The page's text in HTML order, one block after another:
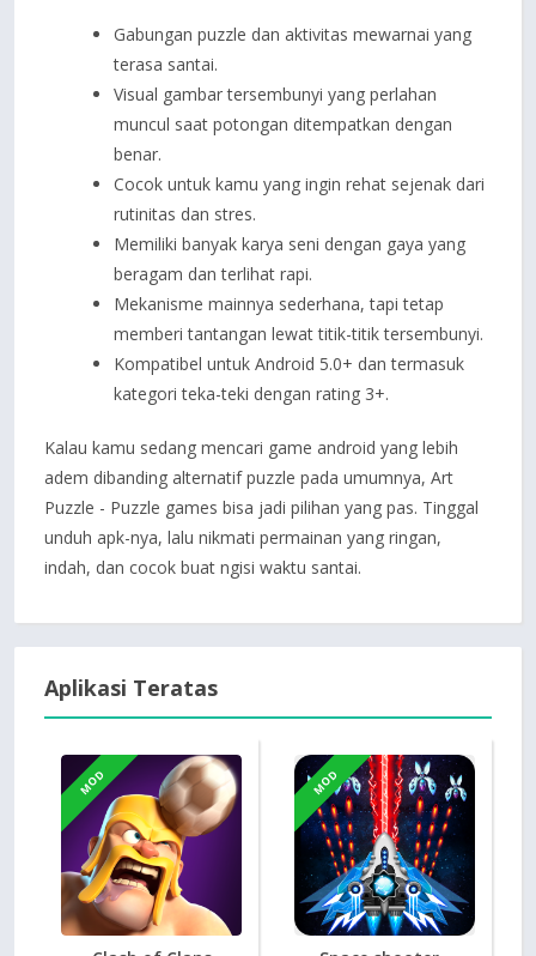
Gabungan puzzle dan aktivitas mewarnai yang
terasa santai.
Visual gambar tersembunyi yang perlahan
muncul saat potongan ditempatkan dengan
benar.
Cocok untuk kamu yang ingin rehat sejenak dari
rutinitas dan stres.
Memiliki banyak karya seni dengan gaya yang
beragam dan terlihat rapi.
Mekanisme mainnya sederhana, tapi tetap
memberi tantangan lewat titik-titik tersembunyi.
Kompatibel untuk Android 5.0+ dan termasuk
kategori teka-teki dengan rating 3+.
Kalau kamu sedang mencari game android yang lebih
adem dibanding alternatif puzzle pada umumnya, Art
Puzzle - Puzzle games bisa jadi pilihan yang pas. Tinggal
unduh apk-nya, lalu nikmati permainan yang ringan,
indah, dan cocok buat ngisi waktu santai.
Aplikasi Teratas
MOD MOD